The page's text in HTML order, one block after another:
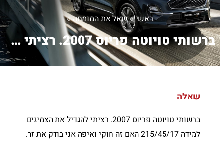
ראשי»שאל את המומחה»
ברשותי טויוטה פריוס 2007. רציתי להגדי...
שאלה
ברשותי טויוטה פריוס 2007. רציתי להגדיל את הצמיגים
למידה 215/45/17 האם זה חוקי ואיפה אני בודק את זה.